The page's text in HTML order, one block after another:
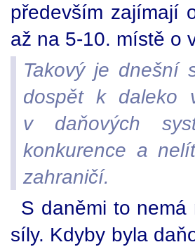
především zajímají
až na 5-10. místě o
Takový je dnešní
dospět k daleko
v daňových
konkurence a
zahraničí.
S daněmi to
síly. Kdyby byla